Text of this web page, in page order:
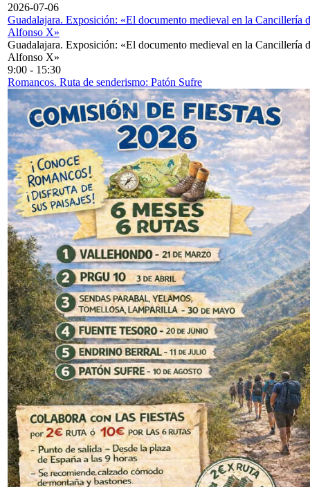
2026-07-06
Guadalajara. Exposición: «El documento medieval en la Cancillería
Alfonso X»
Guadalajara. Exposición: «El documento medieval en la Cancillería
Alfonso X»
9:00 - 15:30
Romancos. Ruta de senderismo: Patón Sufre